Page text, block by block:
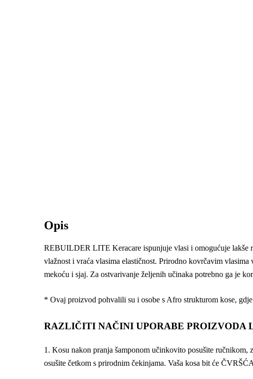
Opis
REBUILDER LITE Keracare ispunjuje vlasi i omogućuje lakše
vlažnost i vraća vlasima elastičnost. Prirodno kovrčavim
mekoću i sjaj. Za ostvarivanje željenih učinaka potrebno ga je
* Ovaj proizvod pohvalili su i osobe s Afro strukturom kose,
RAZLIČITI NAČINI UPORABE PROIZVODA
1. Kosu nakon pranja šamponom učinkovito posušite
osušite četkom s prirodnim čekinjama. Vaša kosa bit će